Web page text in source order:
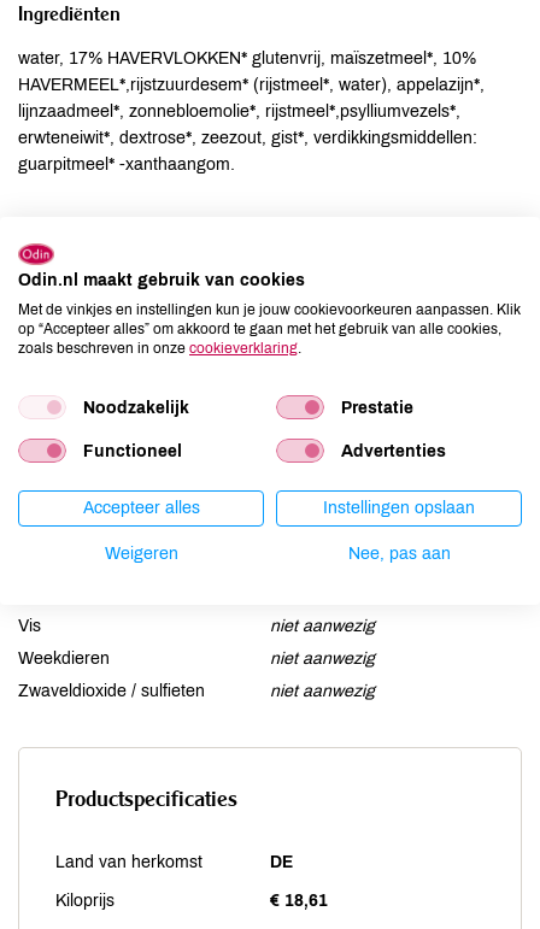
Ingrediënten
water, 17% HAVERVLOKKEN* glutenvrij, maïszetmeel*, 10%
HAVERMEEL*,rijstzuurdesem* (rijstmeel*, water), appelazijn*,
lijnzaadmeel*, zonnebloemolie*, rijstmeel*,psylliumvezels*,
erwteneiwit*, dextrose*, zeezout, gist*, verdikkingsmiddellen:
guarpitmeel* -xanthaangom.
Aardnoten
niet aanwezig
Ei
kan bevatten
Gluten
aanwezig
Lupine
kan bevatten
Mosterd
niet aanwezig
Schaaldieren
niet aanwezig
Selderij
niet aanwezig
kan bevatten
Vis
niet aanwezig
Weekdieren
niet aanwezig
Zwaveldioxide / sulfieten
niet aanwezig
Productspecificaties
Land van herkomst DE
Kiloprijs € 18,61
Odin.nl maakt gebruik van cookies
Met de vinkjes en instellingen kun je jouw cookievoorkeuren aanpassen. Klik
op “Accepteer alles” om akkoord te gaan met het gebruik van alle cookies,
zoals beschreven in onze cookieverklaring.
Noodzakelijk Prestatie
Functioneel Advertenties
Accepteer alles Instellingen opslaan
Weigeren Nee, pas aan